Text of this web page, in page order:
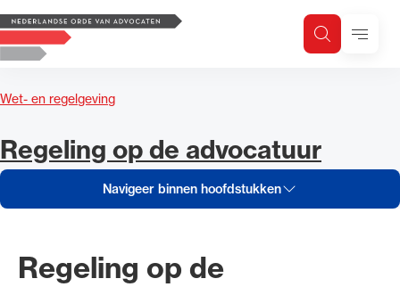
Logo, to the homepage
ZoekenMenu
Wet- en regelgeving
Navigeer binnen hoofdstukken
Regeling op de
Navigeer inhoud van
Regeling op de advocatuur
Navigeer inhoud van Regeling
Zoeken
Zoek op trefwoord